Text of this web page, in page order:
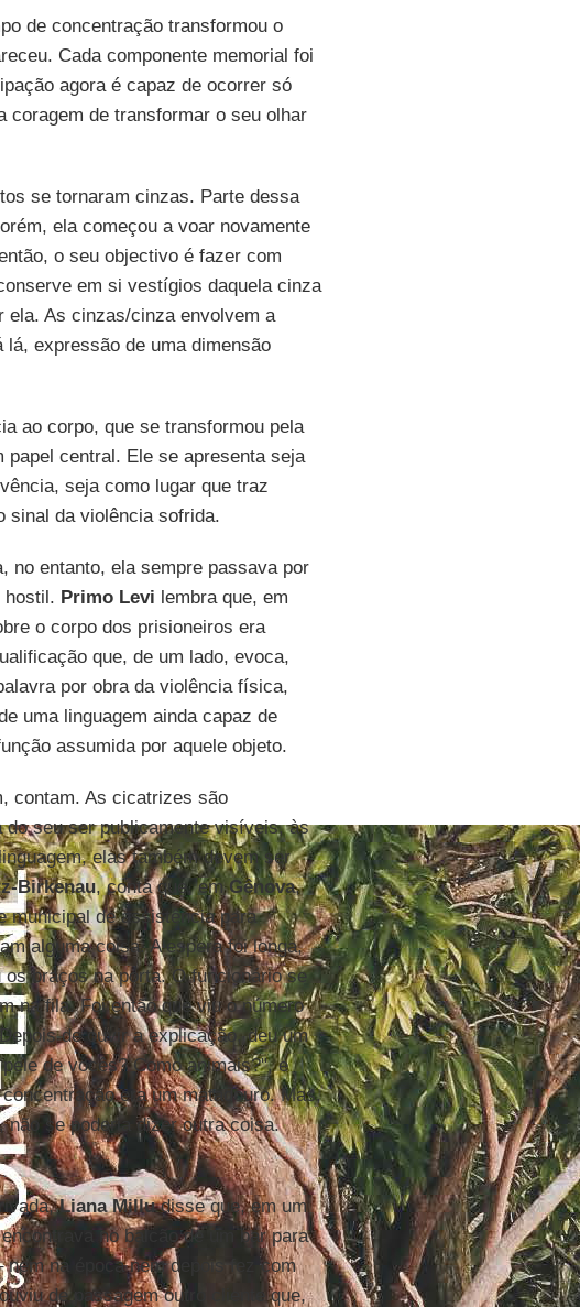
de concentração transformou o
Cada componente memorial foi
agora é capaz de ocorrer só
de transformar o seu olhar
se tornaram cinzas. Parte dessa
ela começou a voar novamente
o seu objectivo é fazer com
em si vestígios daquela cinza
ela. As cinzas/cinza envolvem a
expressão de uma dimensão
ao corpo, que se transformou pela
central. Ele se apresenta seja
seja como lugar que traz
sinal da violência sofrida.
no entanto, ela sempre passava por
hostil. Primo Levi lembra que, em
o corpo dos prisioneiros era
que, de um lado, evoca,
por obra da violência física,
uma linguagem ainda capaz de
assumida por aquele objeto.
contam. As cicatrizes são
do seu ser publicamente visíveis, às
elas também devem ser
Birkenau, conta que, emGênova,
municipal de assistência para
alguma coisa. A espera foi longa,
braços na porta. O funcionário se
na fila. Foi então que viu o número
de ouvir a explicação, deu um
de vocês? Como animais?", e
era um matadouro. Mas,
se poderia dizer outra coisa.
Liana Milludisse que, em um
no balcão de um bar para
na época nem depois fez com
de passagem outro cliente que,